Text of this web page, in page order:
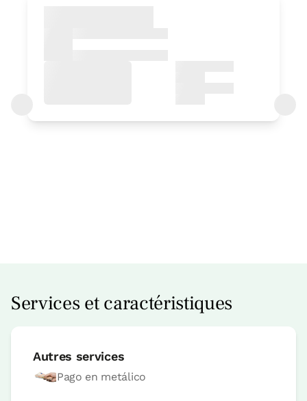
Chambre
Chambre - 1 grand lit
Services et caractéristiques
Autres services
Pago en metálico